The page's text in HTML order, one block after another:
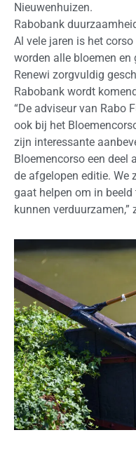
Nieuwenhuizen.
Rabobank
Al vele jaren is het
worden alle bloemen
Renewi zorgvuldig
Rabobank wordt
“De adviseur van Rabo
ook bij het
zijn interessante
Bloemencorso een deel
de afgelopen editie. We
gaat helpen om in
kunnen verduurzamen,”